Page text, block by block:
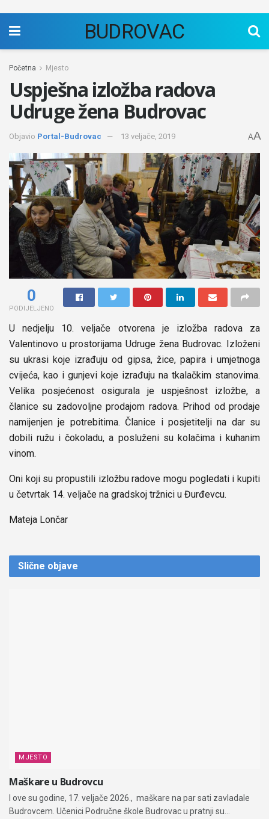
BUDROVAC
Početna Mjesto
Uspješna izložba radova
Udruge žena Budrovac
Objavio Portal-Budrovac 13 veljače, 2019 AA
0
PODIJELJENO
U nedjelju 10. veljače otvorena je izložba radova za
Valentinovo u prostorijama Udruge žena Budrovac. Izloženi
su ukrasi koje izrađuju od gipsa, žice, papira i umjetnoga
cvijeća, kao i gunjevi koje izrađuju na tkalačkim stanovima.
Velika posjećenost osigurala je uspješnost izložbe, a
članice su zadovoljne prodajom radova. Prihod od prodaje
namijenjen je potrebitima. Članice i posjetitelji na dar su
dobili ružu i čokoladu, a posluženi su kolačima i kuhanim
vinom.
Oni koji su propustili izložbu radove mogu pogledati i kupiti
u četvrtak 14. veljače na gradskoj tržnici u Đurđevcu.
Mateja Lončar
Slične objave
MJESTO
Maškare u Budrovcu
I ove su godine, 17. veljače 2026., maškare na par sati zavladale
Budrovcem. Učenici Područne škole Budrovac u pratnji su...